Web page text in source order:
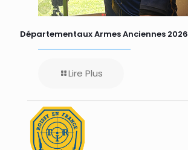
Départementaux Armes Anciennes 2026
Lire Plus